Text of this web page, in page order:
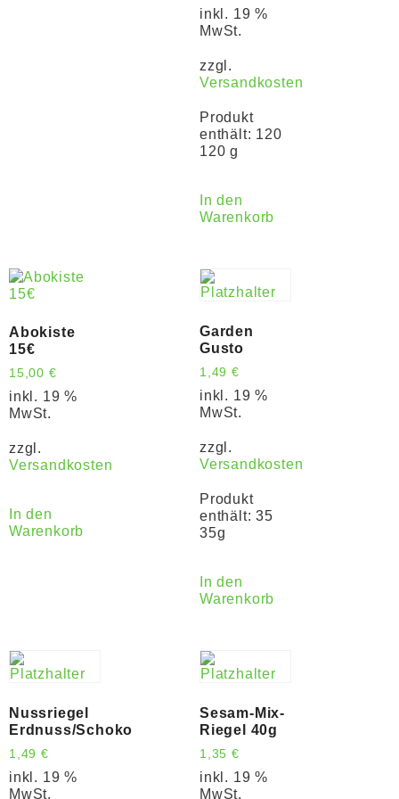
inkl. 19 %
MwSt.
zzgl.
Versandkosten
Produkt
enthält: 120
120 g
In den
Warenkorb
Abokiste
15€
15,00 €
inkl. 19 %
MwSt.
zzgl.
Versandkosten
In den
Warenkorb
Garden
Gusto
1,49 €
inkl. 19 %
MwSt.
zzgl.
Versandkosten
Produkt
enthält: 35
35g
In den
Warenkorb
Nussriegel
Erdnuss/Schoko
1,49 €
inkl. 19 %
MwSt.
Sesam-Mix-
Riegel 40g
1,35 €
inkl. 19 %
MwSt.